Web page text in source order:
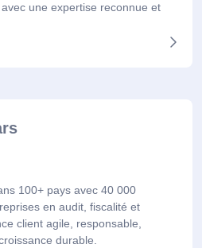
une expertise reconnue et
100+ pays avec 40 000
en audit, fiscalité et
client agile, responsable,
durable.